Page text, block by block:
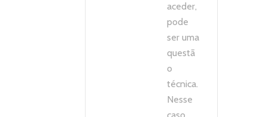
aceder,
pode
ser uma
questã
o
técnica.
Nesse